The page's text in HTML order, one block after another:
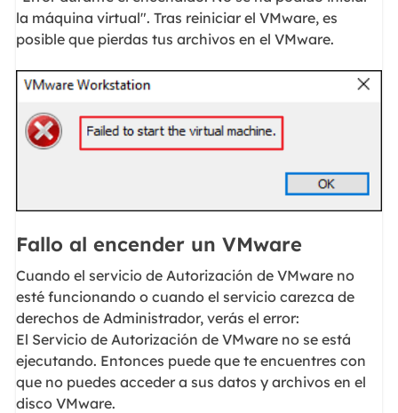
la máquina virtual". Tras reiniciar el VMware, es
posible que pierdas tus archivos en el VMware.
Fallo al encender un VMware
Cuando el servicio de Autorización de VMware no
esté funcionando o cuando el servicio carezca de
derechos de Administrador, verás el error:
El Servicio de Autorización de VMware no se está
ejecutando. Entonces puede que te encuentres con
que no puedes acceder a sus datos y archivos en el
disco VMware.